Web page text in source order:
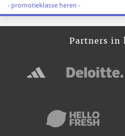
- promotieklasse heren -
Partners in